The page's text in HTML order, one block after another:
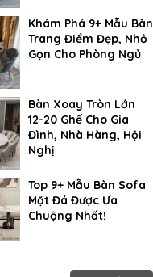
Khám Phá 9+ Mẫu Bàn
Trang Điểm Đẹp, Nhỏ
Gọn Cho Phòng Ngủ
Bàn Xoay Tròn Lớn
12-20 Ghế Cho Gia
Đình, Nhà Hàng, Hội
Nghị
Top 9+ Mẫu Bàn Sofa
Mặt Đá Được Ưa
Chuộng Nhất!